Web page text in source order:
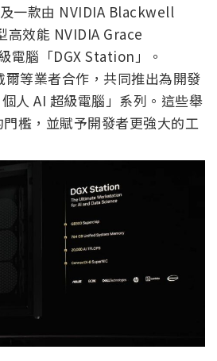
及一款由 NVIDIA Blackwell
效能 NVIDIA Grace
電腦「DGX Station」。
爾等業者合作，共同推出為開發
人 AI 超級電腦」系列。這些舉
檻，並賦予開發者更強大的工